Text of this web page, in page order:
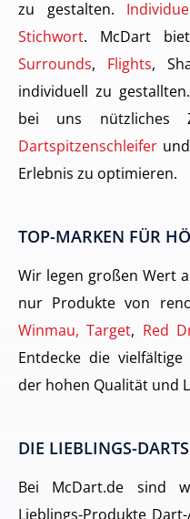
zu gestalten.
Stichwort. McDart
Surrounds, Flights,
individuell zu
bei uns nützliches
Dartspitzenschleifer und
Erlebnis zu optimieren.
TOP-MARKEN FÜR
Wir legen großen Wert
nur Produkte von
Winmau, Target, Red
Entdecke die
der hohen Qualität und
DIE LIEBLINGS-
Bei McDart.de sind
Lieblings-Produkte